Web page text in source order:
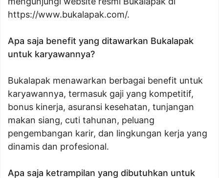
https://www.bukalapak.com/.
Apa saja benefit yang ditawarkan Bukalapak
untuk karyawannya?
Bukalapak menawarkan berbagai benefit untuk
karyawannya, termasuk gaji yang kompetitif,
bonus kinerja, asuransi kesehatan, tunjangan
makan siang, cuti tahunan, peluang
pengembangan karir, dan lingkungan kerja yang
dinamis dan profesional.
Apa saja ketrampilan yang dibutuhkan untuk